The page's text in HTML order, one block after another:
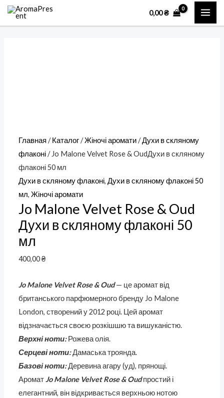
Перейти
0,00₴
Главная /Каталог/Жіночі аромати/Духи в скляному
флаконі/ Jo Malone Velvet Rose & OudДухи в скляному
флаконі 50 мл
Духи в скляному флаконі,Духи в скляному флаконі 50
мл,Жіночі аромати
Jo Malone Velvet Rose & Oud
Духи в скляному флаконі 50
мл
400,00₴
Jo Malone Velvet Rose & Oud — це аромат від
британського парфюмерного бренду Jo Malone
London, створений у 2012 році. Цей аромат
відзначається своєю розкішшю та вишуканістю.
Верхні ноти:Рожева олія.
Серцеві ноти:Дамаська троянда.
Базові ноти:Деревина агару (уд), прянощі.
АроматJo Malone Velvet Rose & Oudпростий і
елегантний, він відкривається верхньою нотою
Количество
товара
флаконі
50
мл